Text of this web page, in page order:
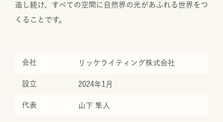
造し続け、すべての空間に自然界の光があふれる世界をつ
くることです。
会社 リッケライティング株式会社
設立 2024年1月
代表 山下 隼人